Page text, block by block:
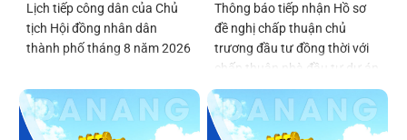
Lịch tiếp công dân của Chủ
tịch Hội đồng nhân dân
thành phố tháng 8 năm 2026
Thông báo tiếp nhận Hồ sơ
đề nghị chấp thuận chủ
trương đầu tư đồng thời với
chấp thuận nhà đầu tư dự án
Viện Nghiên cứu, phát triển,
ứng dụng công nghệ bán dẫn
và trí tuệ nhân tạo Đà Nẵng